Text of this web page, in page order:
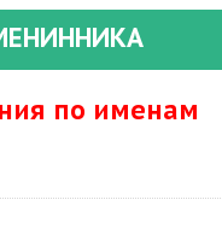
по именам